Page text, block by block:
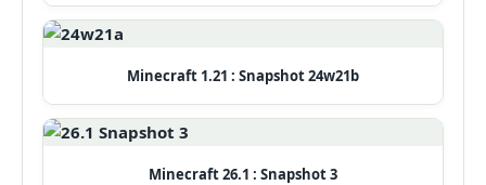
Minecraft 1.21 : Snapshot 24w21b
Minecraft 26.1 : Snapshot 3